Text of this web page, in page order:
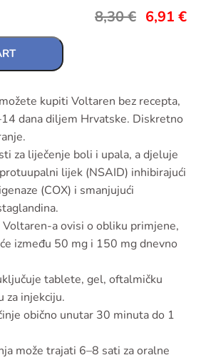
8,30€ 6,91 €
kupiti Voltaren bez recepta,
dana diljem Hrvatske. Diskretno
za liječenje boli i upala, a djeluje
lijek (NSAID) inhibirajući
(COX) i smanjujući
Voltaren-a ovisi o obliku primjene,
između 50 mg i 150 mg dnevno
tablete, gel, oftalmičku
za injekciju.
obično unutar 30 minuta do 1
može trajati 6–8 sati za oralne